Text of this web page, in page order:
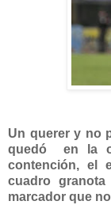
Un querer y no
quedó en la
contención, el
cuadro
marcador que